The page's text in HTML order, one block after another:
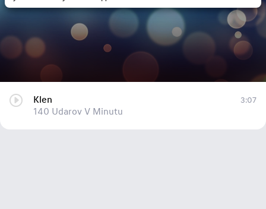
Klen
140 Udarov V Minutu
3:07